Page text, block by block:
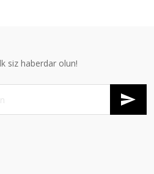
siz haberdar olun!